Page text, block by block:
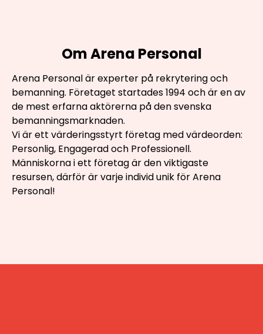
Om Arena Personal
Arena Personal är experter på rekrytering och
bemanning. Företaget startades 1994 och är en av
de mest erfarna aktörerna på den svenska
bemanningsmarknaden.
Vi är ett värderingsstyrt företag med värdeorden:
Personlig, Engagerad och Professionell.
Människorna i ett företag är den viktigaste
resursen, därför är varje individ unik för Arena
Personal!